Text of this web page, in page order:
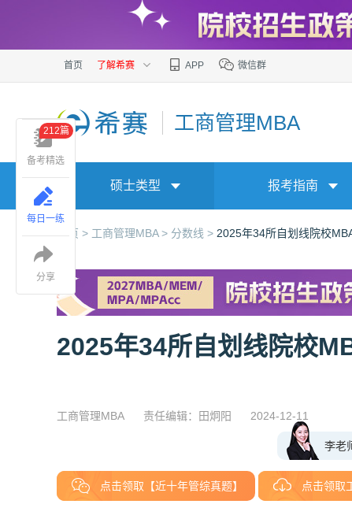
首页 了解希赛 APP 微信群
工商管理MBA
硕士类型 报考指南
首页 > 工商管理MBA > 分数线 > 2025年34所自划线院校
2025年34所自划线院校
工商管理MBA 责任编辑：田炯阳 2024-12-11
李老
点击领取【近十年管综真题】 点击领取
备考精选
212篇
每日一练
分享